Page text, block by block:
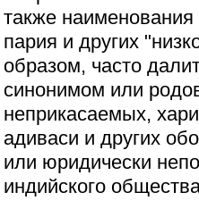
также
пария и других
образом, часто
синонимом или
неприкасаемых,
адиваси и других
или юридически
индийского